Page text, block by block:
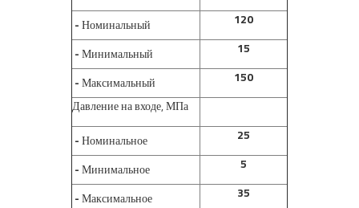
-Номинальный 120
-Минимальный 15
-Максимальный
150
Давление на входе, МПа
-Номинальное 25
-Минимальное 5
-Максимальное
35